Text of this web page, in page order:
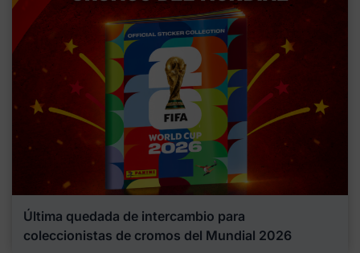
Última quedada de intercambio para
coleccionistas de cromos del Mundial 2026